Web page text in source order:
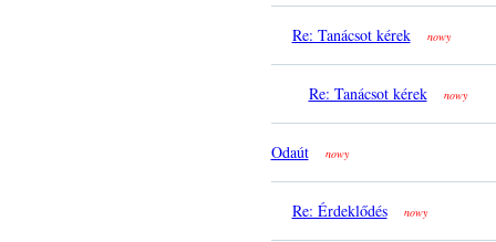
Re: Tanácsot kérek nowy
Re: Tanácsot kérek nowy
Odaút nowy
Re: Érdeklődés nowy